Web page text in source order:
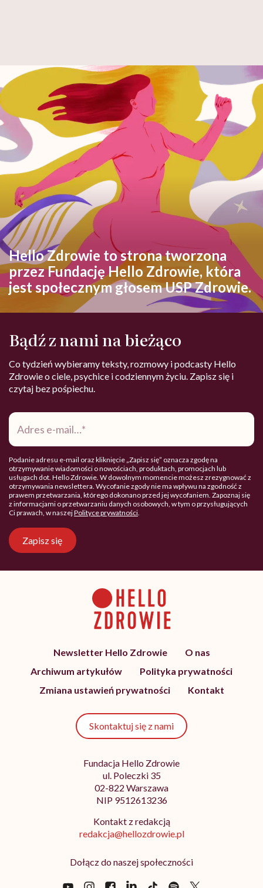
Hello Zdrowie to strona tworzona
przez Fundację Hello Zdrowie, która
jest społecznym głosem USP Zdrowie.
Bądź z nami na bieżąco
Co tydzień wybieramy teksty, rozmowy i podcasty Hello
Zdrowie o ciele, psychice i codziennym życiu. Zapisz się i
czytaj bez pośpiechu.
Adres
mail*
Podanie adresu e-mail oraz kliknięcie „Zapisz się” oznacza zgodę na
otrzymywanie wiadomości o nowościach, produktach, promocjach lub
usługach dot. Hello Zdrowie. W dowolnym momencie możesz zrezygnować z
otrzymywania newslettera. Wycofanie zgody nie ma wpływu na zgodność z
prawem przetwarzania, którego dokonano przed jej wycofaniem. Zapoznaj się
z informacjami o przetwarzaniu danych osobowych, w tym o przysługujących
Ci prawach, w naszejPolityce prywatności.
Zapisz się
Newsletter Hello Zdrowie
O nas
Archiwum artykułów
Polityka prywatności
Zmiana ustawień prywatności
Kontakt
Skontaktuj się z nami
Fundacja Hello Zdrowie
ul. Poleczki 35
02-822 Warszawa
NIP 9512613236
Kontakt z redakcją
redakcja@hellozdrowie.pl
Dołącz do naszej społeczności